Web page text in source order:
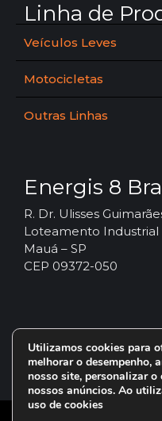
Linha de
Veículos Leves
Motocicletas
Outras Linhas
Energis 8
R. Dr. Ulisses
Loteamento Industrial
Mauá – SP
CEP 09372-050
Utilizamos cookies para
melhorar o desempenho,
nosso site, personalizar
nossos anúncios. Ao
uso de cookies